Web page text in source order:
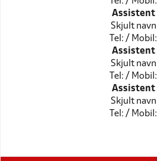
Assistent
Skjult navn
Tel: / Mobil:
Assistent
Skjult navn
Tel: / Mobil:
Assistent
Skjult navn
Tel: / Mobil: